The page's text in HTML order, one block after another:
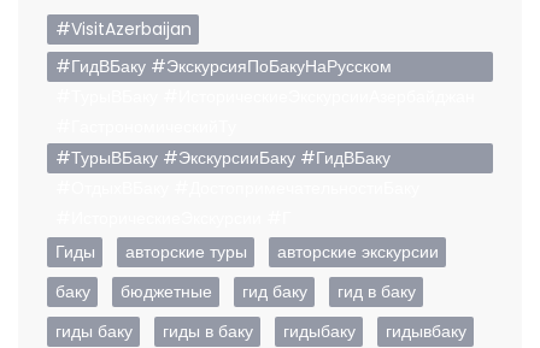
#VisitAzerbaijan
#ГидВБаку #ЭкскурсияПоБакуНаРусском
#ТурыВБаку #ЭкскурсииБаку #ГидВБаку
Гиды
авторские туры
авторские экскурсии
баку
бюджетные гид баку
гид в баку
гиды баку
гиды в баку гидыбаку
гидывбаку